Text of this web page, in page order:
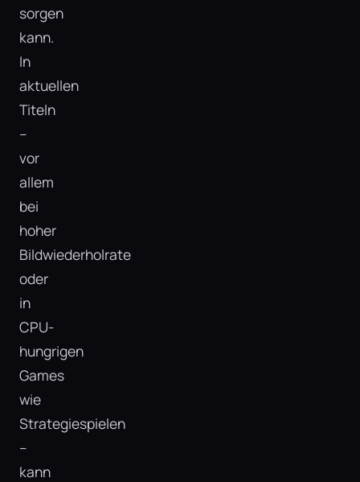
sorgen
kann.
In
aktuellen
Titeln
–
vor
allem
bei
hoher
Bildwiederholrate
oder
in
CPU-
hungrigen
Games
wie
Strategiespielen
–
kann